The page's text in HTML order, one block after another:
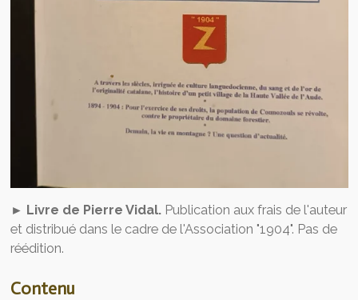
► Livre de Pierre Vidal.Publication aux frais de l'auteur
et distribué dans le cadre de l'Association "1904". Pas de
réédition.
Contenu